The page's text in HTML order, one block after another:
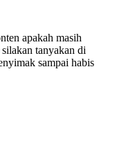
apakah masih
tanyakan di
sampai habis